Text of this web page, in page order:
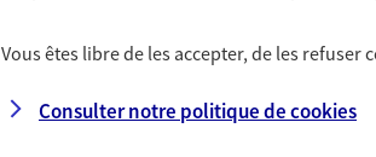
De L'arche,92727 Nanterre Cedex
Vous êtes libre de les accepter, de les
Consulter notre politique decookies